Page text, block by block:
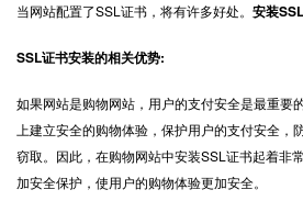
当网站配置了SSL证书，将有许多好处。 安装
SSL证书安装的相关优势:
如果网站是购物网站，用户的支付安全是最重要
上建立安全的购物体验，保护用户的支付安全，
窃取。因此，在购物网站中安装SSL证书起着非
加安全保护，使用户的购物体验更加安全。